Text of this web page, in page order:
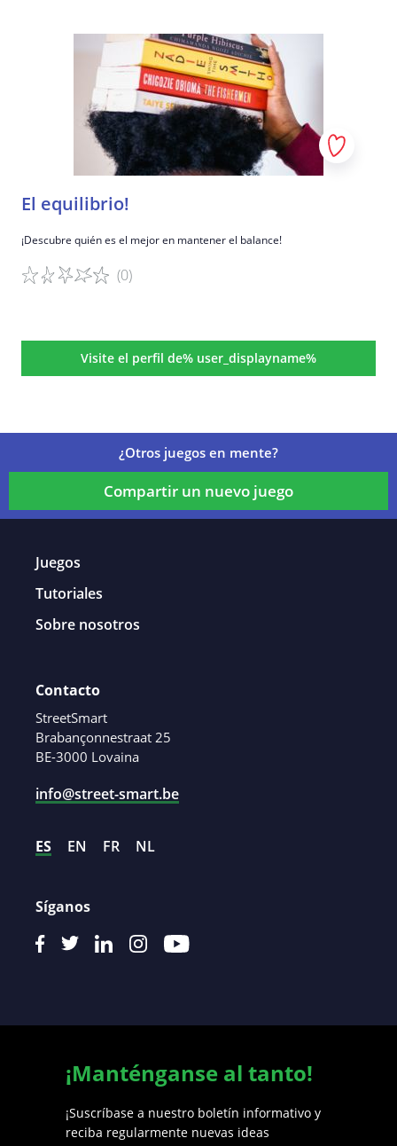
El equilibrio!
¡Descubre quién es el mejor en mantener el balance!
(0)
Visite el perfil de% user_displayname%
¿Otros juegos en mente?
Compartir un nuevo juego
Juegos
Tutoriales
Sobre nosotros
Contacto
StreetSmart
Brabançonnestraat 25
BE-3000 Lovaina
info@street-smart.be
ES EN FR NL
Síganos
¡Manténganse al tanto!
¡Suscríbase a nuestro boletín informativo y
reciba regularmente nuevas ideas